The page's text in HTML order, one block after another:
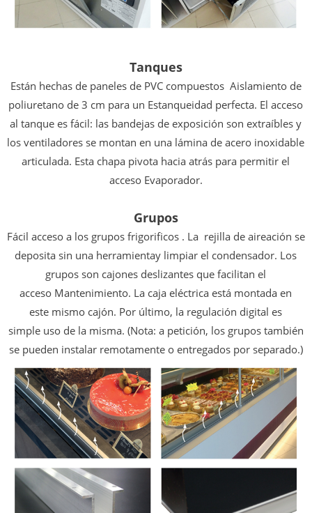
Tanques
Están hechas de paneles de PVC compuestos Aislamiento de
poliuretano de 3 cm para un Estanqueidad perfecta. El acceso
al tanque es fácil: las bandejas de exposición son extraíbles y
los ventiladoresse montan en una lámina de acero inoxidable
articulada. Esta chapa pivota hacia atrás para permitir el
acceso Evaporador.
Grupos
Fácil acceso a los grupos frigorificos . La rejilla de aireación se
deposita sin una herramientay limpiar el condensador. Los
grupos son cajones deslizantes que facilitan el
acceso Mantenimiento. La caja eléctrica está montada en
este mismo cajón. Por último, la regulación digital es
simple uso de la misma. (Nota: a petición, los grupos también
se pueden instalar remotamente o entregados por separado.)